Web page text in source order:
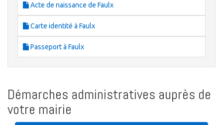
Acte de naissance de Faulx
Carte identité à Faulx
Passeport à Faulx
Démarches administratives auprès de
votre mairie